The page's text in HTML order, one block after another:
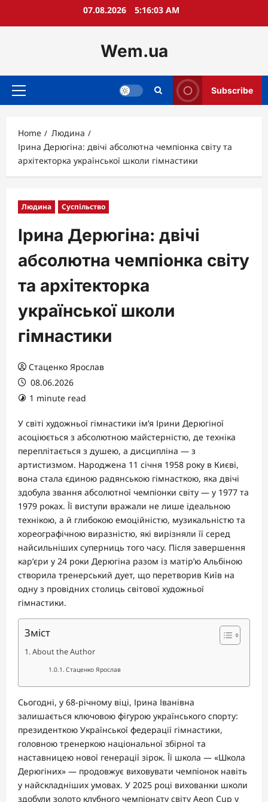
07.08.2026 5:16:04 AM
Wem.ua
Primary
Subscribe
Home
Людина
Ірина Дерюгіна: двічі абсолютна чемпіонка світу та
архітекторка української школи гімнастики
Людина Суспільство
Ірина Дерюгіна: двічі
абсолютна чемпіонка світу
та архітекторка
української школи
гімнастики
Стаценко Ярослав
08.06.2026
1 minute read
У світі художньої гімнастики ім’я Ірини Дерюгіної
асоціюється з абсолютною майстерністю, де техніка
переплітається з душею, а дисципліна — з
артистизмом. Народжена 11 січня 1958 року в Києві,
вона стала єдиною радянською гімнасткою, яка двічі
здобула звання абсолютної чемпіонки світу — у 1977 та
1979 роках. Її виступи вражали не лише ідеальною
технікою, а й глибокою емоційністю, музикальністю та
хореографічною виразністю, які вирізняли її серед
найсильніших суперниць того часу. Після завершення
кар’єри у 24 роки Дерюгіна разом із матір’ю Альбіною
створила тренерський дует, що перетворив Київ на
одну з провідних столиць світової художньої
гімнастики.
Зміст
About the Author
Стаценко Ярослав
Сьогодні, у 68-річному віці, Ірина Іванівна
залишається ключовою фігурою українського спорту:
президенткою Української федерації гімнастики,
головною тренеркою національної збірної та
наставницею нової генерації зірок. Її школа — «Школа
Дерюгіних» — продовжує виховувати чемпіонок навіть
у найскладніших умовах. У 2025 році вихованки школи
здобули золото клубного чемпіонату світу Aeon Cup у